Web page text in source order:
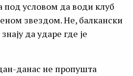
под условом да води клуб
звездом. Не, балкански
да ударе где је
данас не пропушта